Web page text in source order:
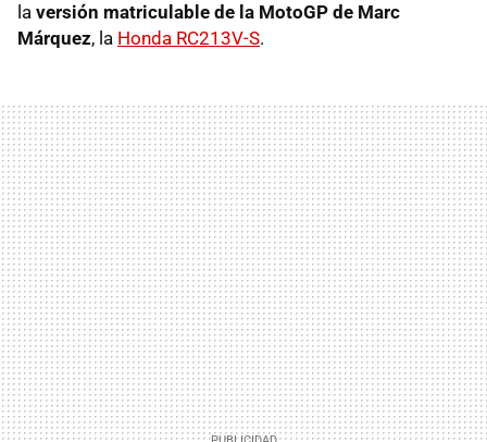
la versión matriculable de la MotoGP de Marc
Márquez, la Honda RC213V-S.